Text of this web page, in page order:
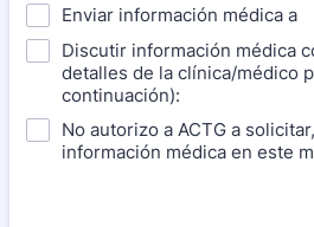
Enviar información médica a
Discutir información médica
detalles de la clínica/médico
continuación):
No autorizo ​​a ACTG a
información médica en este